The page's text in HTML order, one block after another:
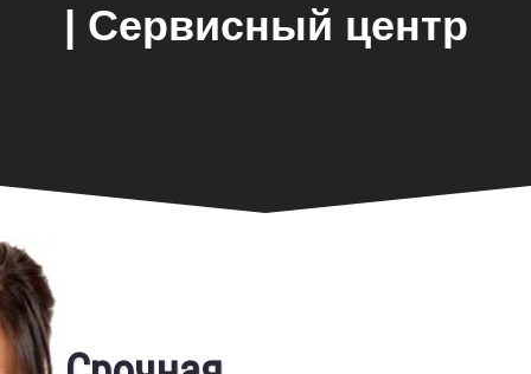
| Сервисный центр
Замена экрана